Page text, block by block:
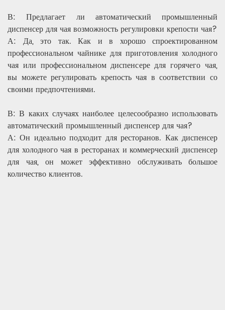
В: Предлагает ли автоматический промышленный
диспенсер для чая возможность регулировки крепости чая?
А: Да, это так. Как и в хорошо спроектированном
профессиональном чайнике для приготовления холодного
чая или профессиональном диспенсере для горячего чая,
вы можете регулировать крепость чая в соответствии со
своими предпочтениями.
В: В каких случаях наиболее целесообразно использовать
автоматический промышленный диспенсер для чая?
А: Он идеально подходит для ресторанов. Как диспенсер
для холодного чая в ресторанах и коммерческий диспенсер
для чая, он может эффективно обслуживать большое
количество клиентов.